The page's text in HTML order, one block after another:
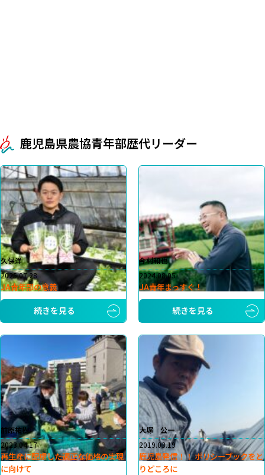
鹿児島県農協青年部歴代リーダー
久保洋
2025.07.28
JA青年部の意義
続きを見る
今村和也
2024.08.05
JA青年まっすぐ！
続きを見る
前原祐樹
2023.04.17
再生産に配慮した適正な価格の実現
に向けて
大塚 公一
2019.03.19
鹿児島発信！！ ポリシーブックをと
りどころに